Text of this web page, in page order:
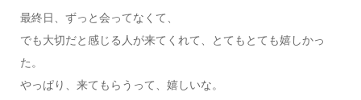
最終日、ずっと会ってなくて、
でも大切だと感じる人が来てくれて、とてもとても嬉しかっ
た。
やっぱり、来てもらうって、嬉しいな。